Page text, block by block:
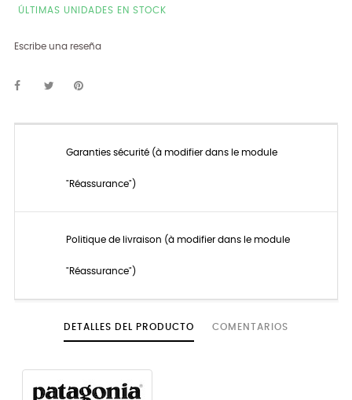
ÚLTIMAS UNIDADES EN STOCK
Escribe una reseña
Garanties sécurité (à modifier dans le module
"Réassurance")
Politique de livraison (à modifier dans le module
"Réassurance")
DETALLES DEL PRODUCTO COMENTARIOS